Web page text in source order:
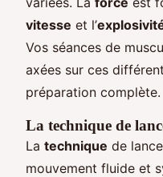
vitesse et l’
Vos séances de
axées sur ces
préparation complète.
La technique de
La technique de
mouvement fluide et